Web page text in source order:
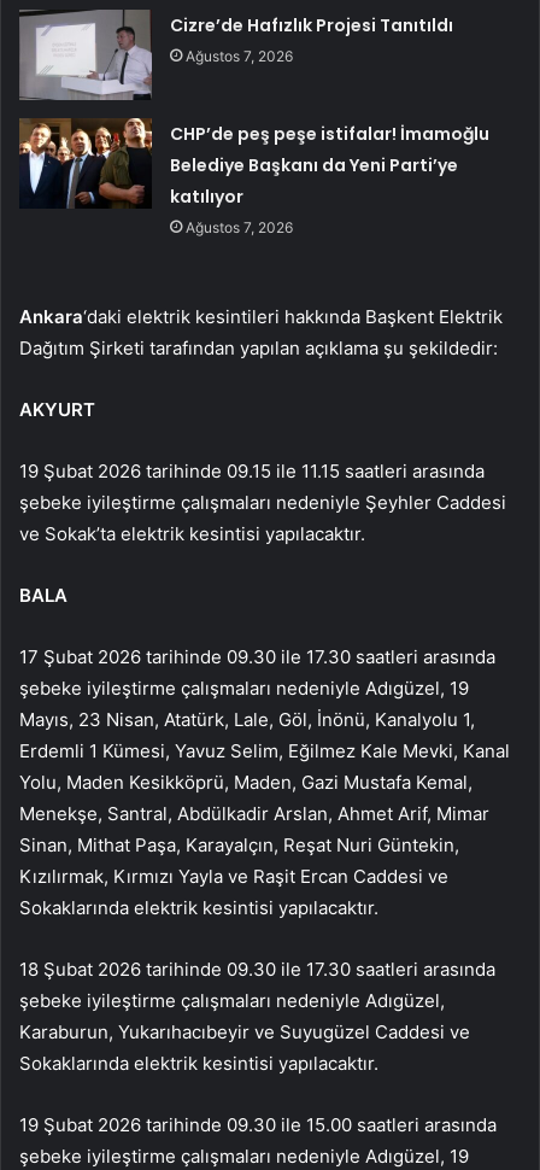
Cizre’de Hafızlık Projesi Tanıtıldı
Ağustos 7, 2026
CHP’de peş peşe istifalar! İmamoğlu
Belediye Başkanı da Yeni Parti’ye
katılıyor
Ağustos 7, 2026
Ankara‘daki elektrik kesintileri hakkında Başkent Elektrik
Dağıtım Şirketi tarafından yapılan açıklama şu şekildedir:
AKYURT
19 Şubat 2026 tarihinde 09.15 ile 11.15 saatleri arasında
şebeke iyileştirme çalışmaları nedeniyle Şeyhler Caddesi
ve Sokak’ta elektrik kesintisi yapılacaktır.
BALA
17 Şubat 2026 tarihinde 09.30 ile 17.30 saatleri arasında
şebeke iyileştirme çalışmaları nedeniyle Adıgüzel, 19
Mayıs, 23 Nisan, Atatürk, Lale, Göl, İnönü, Kanalyolu 1,
Erdemli 1 Kümesi, Yavuz Selim, Eğilmez Kale Mevki, Kanal
Yolu, Maden Kesikköprü, Maden, Gazi Mustafa Kemal,
Menekşe, Santral, Abdülkadir Arslan, Ahmet Arif, Mimar
Sinan, Mithat Paşa, Karayalçın, Reşat Nuri Güntekin,
Kızılırmak, Kırmızı Yayla ve Raşit Ercan Caddesi ve
Sokaklarında elektrik kesintisi yapılacaktır.
18 Şubat 2026 tarihinde 09.30 ile 17.30 saatleri arasında
şebeke iyileştirme çalışmaları nedeniyle Adıgüzel,
Karaburun, Yukarıhacıbeyir ve Suyugüzel Caddesi ve
Sokaklarında elektrik kesintisi yapılacaktır.
19 Şubat 2026 tarihinde 09.30 ile 15.00 saatleri arasında
şebeke iyileştirme çalışmaları nedeniyle Adıgüzel, 19